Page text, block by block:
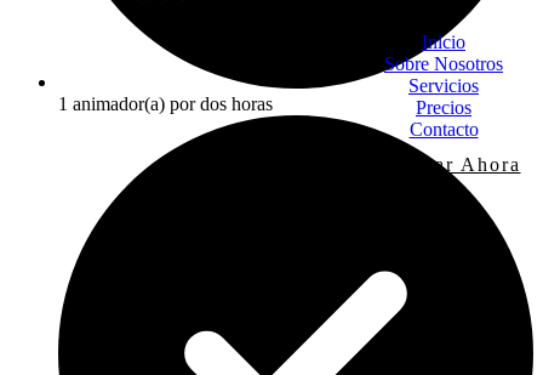
Inicio
Sobre Nosotros
Servicios
Precios
Contacto
Reservar Ahora
1 animador(a) por dos horas